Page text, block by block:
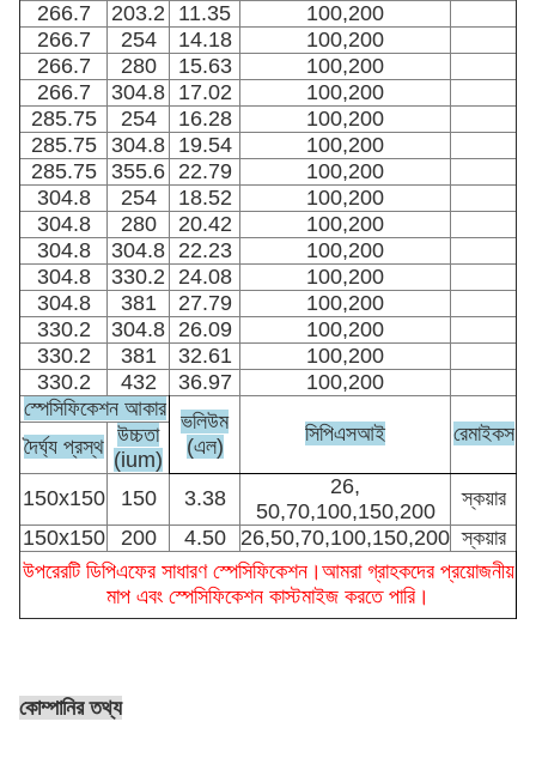
266.7
203.2 11.35
100,200
266.7
254 14.18
100,200
266.7
280 15.63
100,200
266.7
304.8 17.02
100,200
285.75
254 16.28
100,200
285.75
304.8 19.54
100,200
285.75
355.6 22.79
100,200
304.8
254 18.52
100,200
304.8
280 20.42
100,200
304.8
304.8 22.23
100,200
304.8
330.2 24.08
100,200
304.8
381 27.79
100,200
330.2
304.8 26.09
100,200
330.2
381 32.61
100,200
330.2
432 36.97
100,200
স্পেসিফিকেশন আকার
ভলিউম
(এল)
সিপিএসআই রেমাইকস
দৈর্ঘ্য প্রস্থ উচ্চতা
(ium)
150x150
150 3.38
26,
50,70,100,150,200
স্কয়ার
150x150
200 4.50 26,50,70,100,150,200 স্কয়ার
উপরেরটি ডিপিএফের সাধারণ স্পেসিফিকেশন।আমরা গ্রাহকদের প্রয়োজনীয়
মাপ এবং স্পেসিফিকেশন কাস্টমাইজ করতে পারি।
কোম্পানির তথ্য